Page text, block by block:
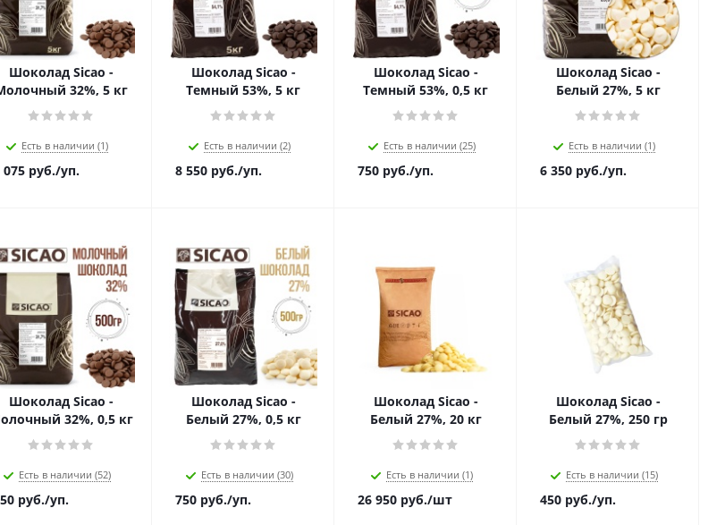
Шоколад Sicao -
32%, 5 кг
Есть в наличии (1)
075 руб./уп.
Шоколад Sicao -
Темный 53%, 5 кг
Есть в наличии (2)
8 550 руб./уп.
Шоколад Sicao -
Темный 53%, 0,5 кг
Есть в наличии (25)
750 руб./уп.
Шоколад Sicao -
Белый 27%, 5 кг
Есть в наличии (1)
6 350 руб./уп.
Шоколад Sicao -
32%, 0,5 кг
Есть в наличии (52)
руб./уп.
Шоколад Sicao -
Белый 27%, 0,5 кг
Есть в наличии (30)
750 руб./уп.
Шоколад Sicao -
Белый 27%, 20 кг
Есть в наличии (1)
26 950 руб./шт
Шоколад Sicao -
Белый 27%, 250 гр
Есть в наличии (15)
450 руб./уп.